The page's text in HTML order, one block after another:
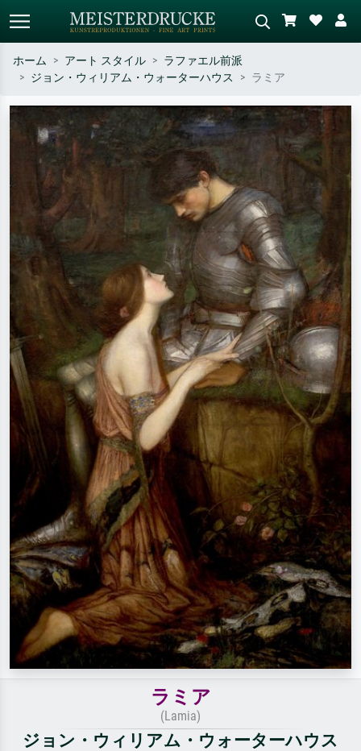
作家名・作品名・スタイルで検索
– 例：モネ、星月夜、印象派、北
斎の波、ヌード。
シーンを説明してください – 例：
緑の草原、赤の多い抽象画、暗い
油絵、木のそばの立ち姿のヌー
ホーム アート スタイル
ラファエル前派
ジョン・ウィリアム・ウォーターハウス
ラミア
ラミア
(Lamia)
ジョン・ウィリアム・ウォーターハウス